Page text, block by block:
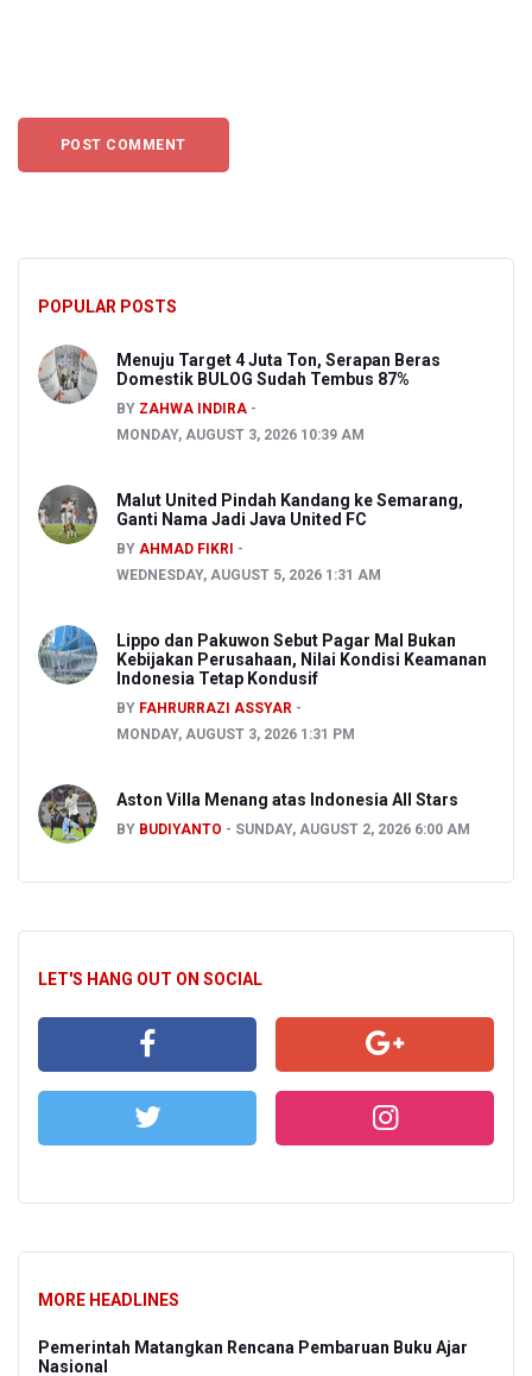
POPULAR POSTS
Menuju Target 4 Juta Ton, Serapan Beras
Domestik BULOG Sudah Tembus 87%
BY ZAHWA INDIRA
MONDAY, AUGUST 3, 2026 10:39 AM
Malut United Pindah Kandang ke Semarang,
Ganti Nama Jadi Java United FC
BY AHMAD FIKRI
WEDNESDAY, AUGUST 5, 2026 1:31 AM
Lippo dan Pakuwon Sebut Pagar Mal Bukan
Kebijakan Perusahaan, Nilai Kondisi Keamanan
Indonesia Tetap Kondusif
BY FAHRURRAZI ASSYAR
MONDAY, AUGUST 3, 2026 1:31 PM
Aston Villa Menang atas Indonesia All Stars
BY BUDIYANTO SUNDAY, AUGUST 2, 2026 6:00 AM
LET'S HANG OUT ON SOCIAL
MORE HEADLINES
Pemerintah Matangkan Rencana Pembaruan Buku Ajar
Nasional